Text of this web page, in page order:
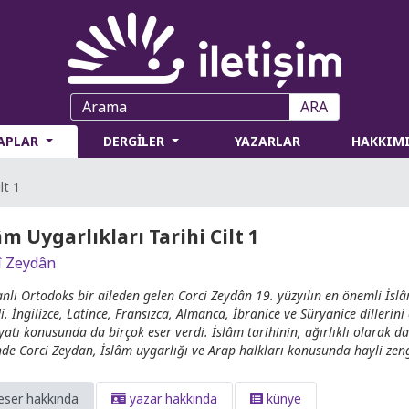
ARA
DERGİLER YAZARLAR
1
Uygarlıkları Tarihi Cilt 1
Zeydân
Ortodoks bir aileden gelen Corci Zeydân 19. yüzyılın en önemli
İngilizce, Latince, Fransızca, Almanca, İbranice ve Süryanice
konusunda da birçok eser verdi. İslâm tarihinin, ağırlıklı olarak
Corci Zeydan, İslâm uygarlığı ve Arap halkları konusunda hayli
hakkında yazar hakkında künye